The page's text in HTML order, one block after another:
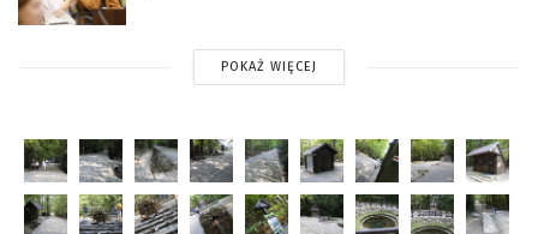
POKAŻ WIĘCEJ